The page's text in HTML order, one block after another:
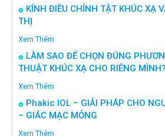
KÍNH ĐIỀU CHỈNH TẬT KHÚC XẠ
THỊ
Xem Thêm
LÀM SAO ĐỂ CHỌN ĐÚNG
THUẬT KHÚC XẠ CHO RIÊNG MÌNH?
Xem Thêm
Phakic IOL – GIẢI PHÁP CHO
– GIÁC MẠC MỎNG
Xem Thêm